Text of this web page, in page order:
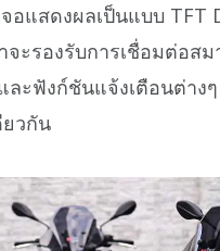
อแสดงผลเป็นแบบ TFT
ะรองรับการเชื่อมต่อส
ละฟังก์ชันแจ้งเตือนต่าง
ยวกัน